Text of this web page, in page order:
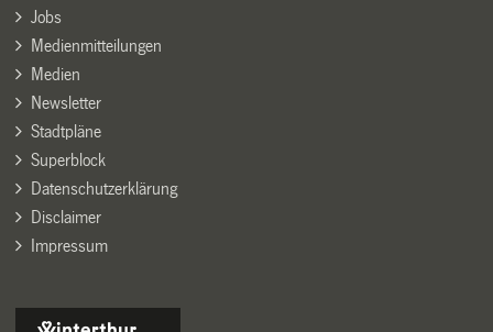
Jobs
Medienmitteilungen
Medien
Newsletter
Stadtpläne
Superblock
Datenschutzerklärung
Disclaimer
Impressum